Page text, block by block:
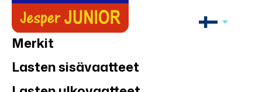
Merkit
Lasten sisävaatteet